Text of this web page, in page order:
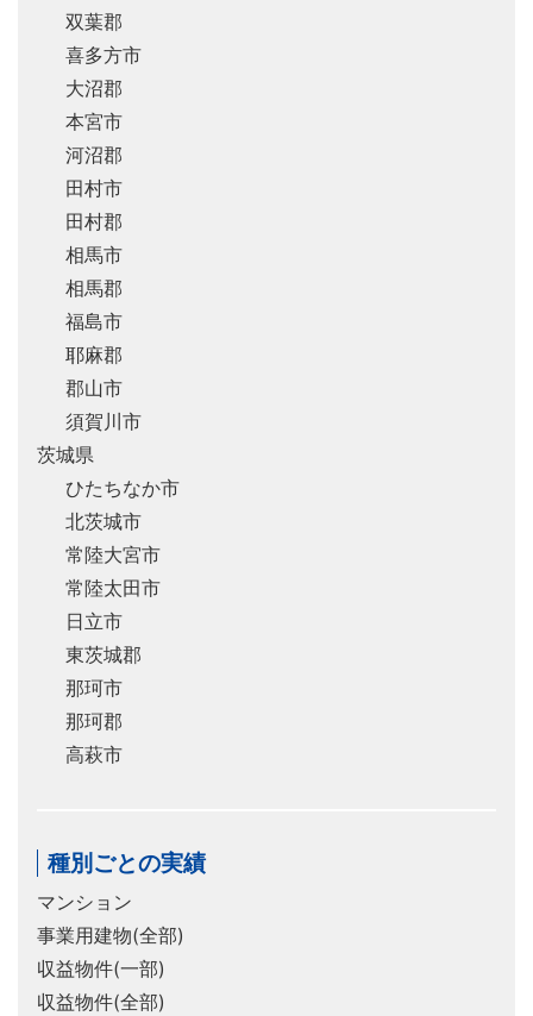
双葉郡
喜多方市
大沼郡
本宮市
河沼郡
田村市
田村郡
相馬市
相馬郡
福島市
耶麻郡
郡山市
須賀川市
茨城県
ひたちなか市
北茨城市
常陸大宮市
常陸太田市
日立市
東茨城郡
那珂市
那珂郡
高萩市
種別ごとの実績
マンション
事業用建物(全部)
収益物件(一部)
収益物件(全部)